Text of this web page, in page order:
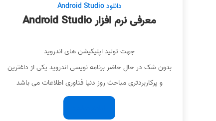
دانلود Android Studio
معرفی نرم افزار Android Studio
جهت تولید اپلیکیشن های اندروید
بدون شک در حال حاضر برنامه نویسی اندروید یکی از داغترین
و پرکاربردتری مباحث روز دنیا فناوری اطلاعات می باشد